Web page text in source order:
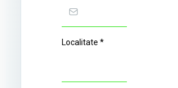
Localitate *